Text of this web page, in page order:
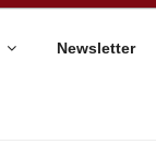
Newsletter